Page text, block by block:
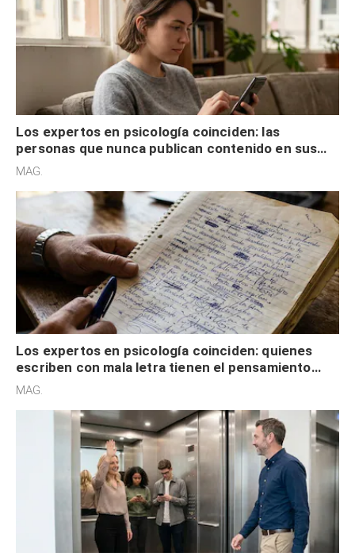
Los expertos en psicología coinciden: las
personas que nunca publican contenido en sus
redes sociales no pretenden buscar validación
MAG.
Los expertos en psicología coinciden: quienes
escriben con mala letra tienen el pensamiento
acelerado y no lo hacen por desinterés
MAG.